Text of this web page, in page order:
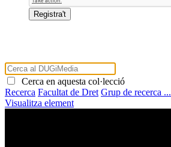
Cerca en aquesta col·lecció
Recerca Facultat de Dret Grup de recerca ...
Visualitza element